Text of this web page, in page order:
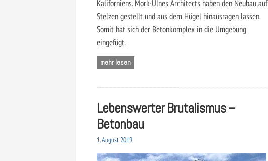
Kaliforniens. Mork-Ulnes Architects haben den Neubau auf
Stelzen gestellt und aus dem Hügel hinausragen lassen.
Somit hat sich der Betonkomplex in die Umgebung
eingefügt.
mehr lesen
Lebenswerter Brutalismus –
Betonbau
1. August 2019